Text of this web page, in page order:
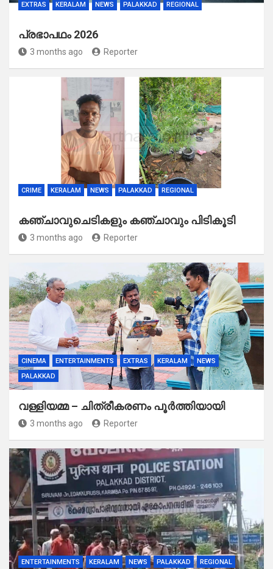
EXTRAS KERALAM NEWS PALAKKAD REGIONAL
പ്രഭാപഥം 2026
3 months ago Reporter
CRIME KERALAM NEWS PALAKKAD REGIONAL
കഞ്ചാവുചെടികളും കഞ്ചാവും പിടികൂടി
3 months ago Reporter
CINEMA ENTERTAINMENTS EXTRAS KERALAM
NEWS
PALAKKAD
വള്ളിയമ്മ – ചിത്രീകരണം പൂർത്തിയായി
3 months ago Reporter
ENTERTAINMENTS KERALAM NEWS PALAKKAD REGIONAL